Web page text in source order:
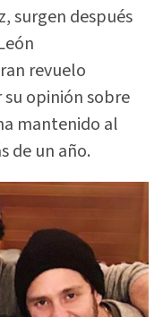
surgen después
revuelo
su opinión sobre
mantenido al
de un año.